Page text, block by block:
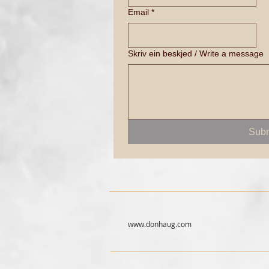
Email *
Skriv ein beskjed / Write a message
www.donhaug.com